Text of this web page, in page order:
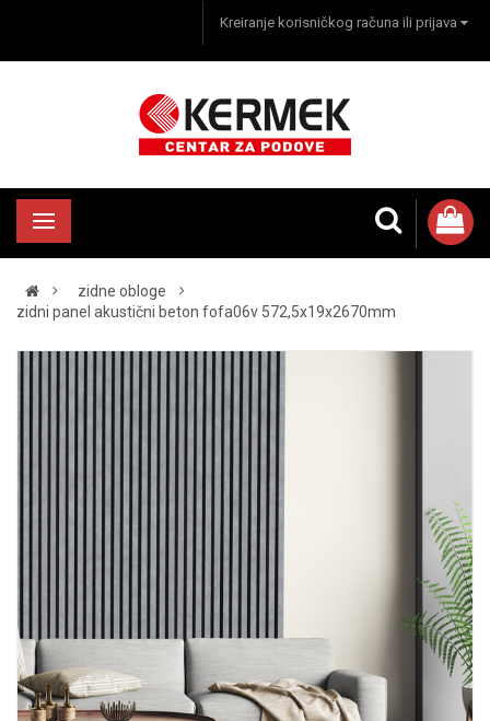
Kreiranje korisničkog računa ili prijava
zidne obloge
zidni panel akustični beton fofa06v 572,5x19x2670mm